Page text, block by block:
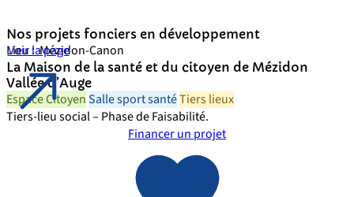
Nos projets fonciers en développement
La Maison de la santé et du citoyen de Mézidon
Vallée d’Auge
Lieu :Mézidon-Canon
Espace CitoyenSalle sport santéTiers lieux
Tiers-lieu social – Phase de Faisabilité.
Voir la page
Financer un projet